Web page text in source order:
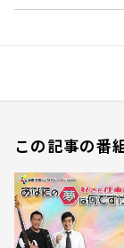
この記事の番